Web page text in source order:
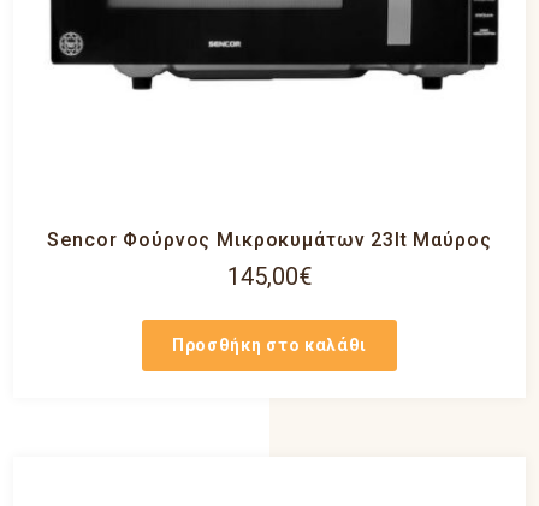
Sencor Φούρνος Μικροκυμάτων 23lt Μαύρος
145,00€
Προσθήκη στο καλάθι